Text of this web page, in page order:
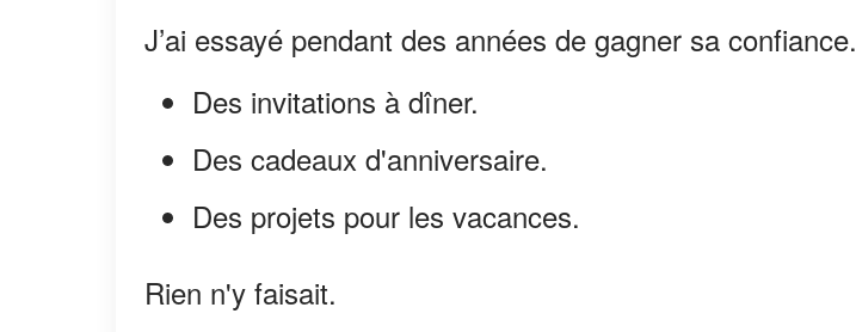
J’ai essayé pendant des années de gagner sa confiance.
Des invitations à dîner.
Des cadeaux d'anniversaire.
Des projets pour les vacances.
Rien n'y faisait.